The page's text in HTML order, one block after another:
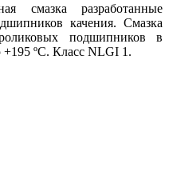
смазка разработанные
качения. Смазка
подшипников в
+195 ºС. Класс NLGI 1.